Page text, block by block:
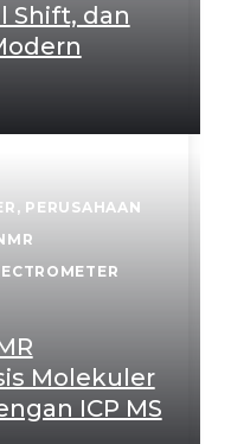
Shift, dan
, PERUSAHAAN
Molekuler
ICP MS